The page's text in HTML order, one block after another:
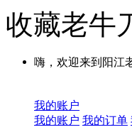
收藏老牛
嗨，欢迎来到阳江
我的账户
我的账户 我的订单